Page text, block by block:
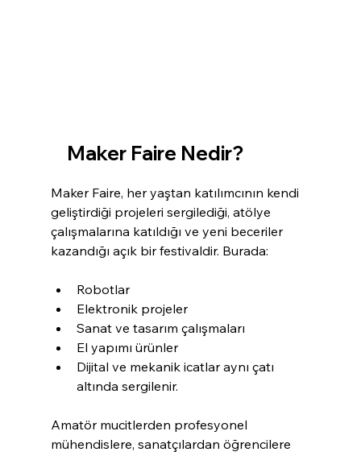
Maker Faire Nedir?
Maker Faire, her yaştan katılımcının kendi
geliştirdiği projeleri sergilediği, atölye
çalışmalarına katıldığı ve yeni beceriler
kazandığı açık bir festivaldir. Burada:
Robotlar
Elektronik projeler
Sanat ve tasarım çalışmaları
El yapımı ürünler
Dijital ve mekanik icatlar aynı çatı
altında sergilenir.
Amatör mucitlerden profesyonel
mühendislere, sanatçılardan öğrencilere